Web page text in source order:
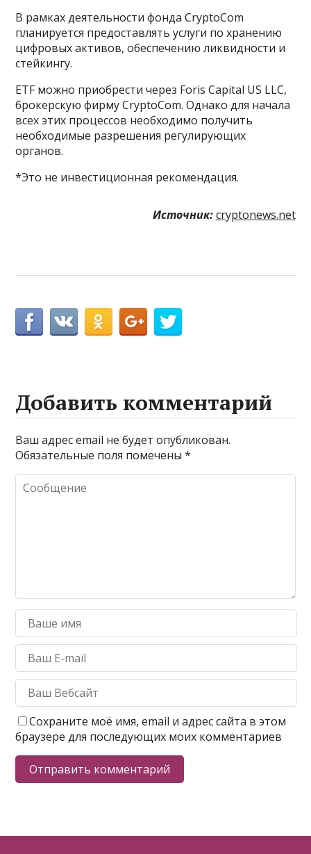
В рамках деятельности фонда CryptoCom
планируется предоставлять услуги по хранению
цифровых активов, обеспечению ликвидности и
стейкингу.
ETF можно приобрести через Foris Capital US LLC,
брокерскую фирму CryptoCom. Однако для начала
всех этих процессов необходимо получить
необходимые разрешения регулирующих
органов.
*Это не инвестиционная рекомендация.
Источник: cryptonews.net
Добавить комментарий
Ваш адрес email не будет опубликован.
Обязательные поля помечены*
Сохраните моё имя, email и адрес сайта в этом
браузере для последующих моих комментариев